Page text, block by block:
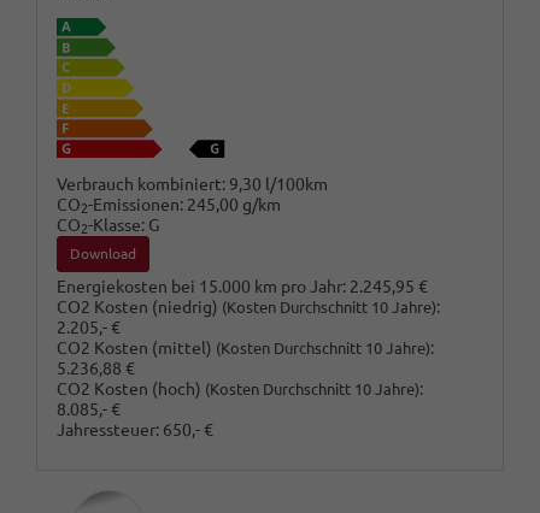
Verbrauch kombiniert: 9,30 l/100km
CO2-Emissionen: 245,00 g/km
CO2-Klasse: G
Download
Energiekosten bei 15.000 km pro Jahr: 2.245,95 €
CO2 Kosten (niedrig) (Kosten Durchschnitt 10 Jahre):
2.205,- €
CO2 Kosten (mittel) (Kosten Durchschnitt 10 Jahre):
5.236,88 €
CO2 Kosten (hoch) (Kosten Durchschnitt 10 Jahre):
8.085,- €
Jahressteuer: 650,- €